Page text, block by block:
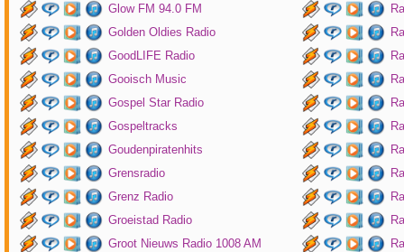
Glow FM 94.0 FM
Golden Oldies Radio
GoodLIFE Radio
Gooisch Music
Gospel Star Radio
Gospeltracks
Goudenpiratenhits
Grensradio
Grenz Radio
Groeistad Radio
Groot Nieuws Radio 1008 AM